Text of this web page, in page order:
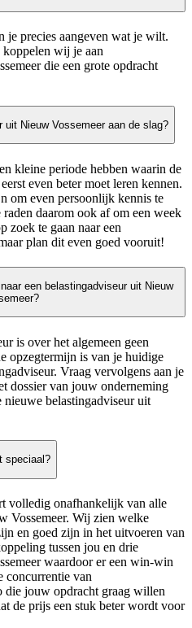
je precies aangeven wat je wilt.
wij je aan
die een grote opdracht
uit Nieuw Vossemeer aan de slag?
kleine periode hebben waarin de
even beter moet leren kennen.
om even persoonlijk kennis te
daarom ook af om een week
zoek te gaan naar een
plan dit even goed vooruit!
een belastingadviseur uit Nieuw
is over het algemeen geen
opzegtermijn is van je huidige
Vraag vervolgens aan je
dossier van jouw onderneming
nieuwe belastingadviseur uit
speciaal?
volledig onafhankelijk van alle
Vossemeer. Wij zien welke
en goed zijn in het uitvoeren van
tussen jou en drie
waardoor er een win-win
concurrentie van
die jouw opdracht graag willen
de prijs een stuk beter wordt voor